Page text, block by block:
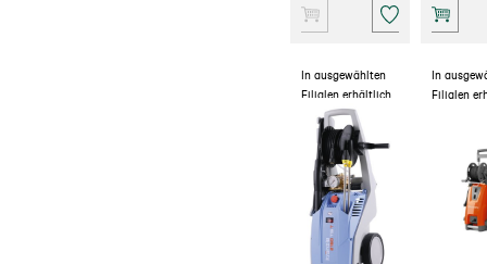
In ausgewählten
Filialen erhältlich
In
Filialen